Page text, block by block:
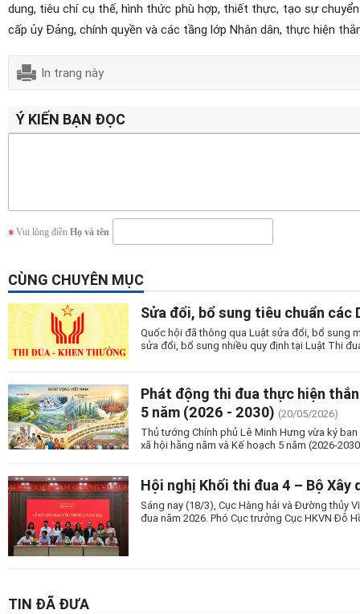
dung, tiêu chí cụ thế, hình thức phù hợp, thiết thực, tạo sự
cấp ủy Đảng, chính quyền và các tầng lớp Nhân dân, thực hiện
In trang này
Ý KIẾN BẠN ĐỌC
Vui lòng điền Họ và tên
CÙNG CHUYÊN MỤC
Sửa đổi, bổ sung tiêu chuẩn các
Quốc hội đã thông qua Luật sửa đổi, bổ sung
sửa đổi, bổ sung nhiều quy định tại Luật Thi
Phát động thi đua thực hiện
5 năm (2026 - 2030) (20/05/2026)
Thủ tướng Chính phủ Lê Minh Hưng vừa ký
xã hội hằng năm và Kế hoạch 5 năm (2026-
Hội nghị Khối thi đua 4 – Bộ
Sáng nay (18/3), Cục Hàng hải và Đường thủy
đua năm 2026. Phó Cục trưởng Cục HKVN Đỗ
TIN ĐÃ ĐƯA